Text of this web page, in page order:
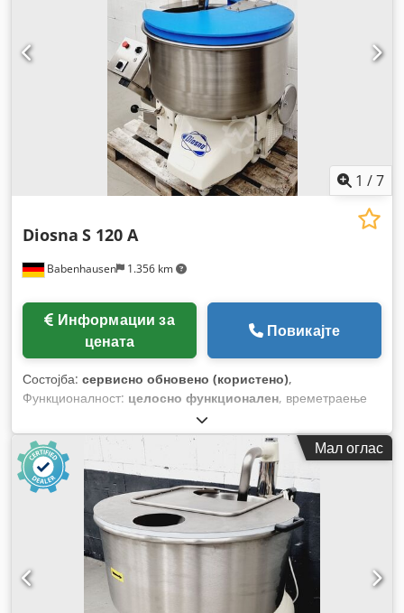
1 /7
Babenhausen 1.356 km
Diosna S 120 A
цената
Повикајте
Состојба: сервисно обновено (користено),
Функционалност: целосно функционален, времетраење
, година на последниот генерален
ремонт:2026, влезен напон:400 V, Сертифициран со
DGUV до:
, вкупна тежина: 540 кг, вкупна ширина:
1.100 мм
, вкупна должина: 800 мм, влезна фреквенција:
Hz, влезен струја:16 A, електричен осигурач:16 A
Мал оглас